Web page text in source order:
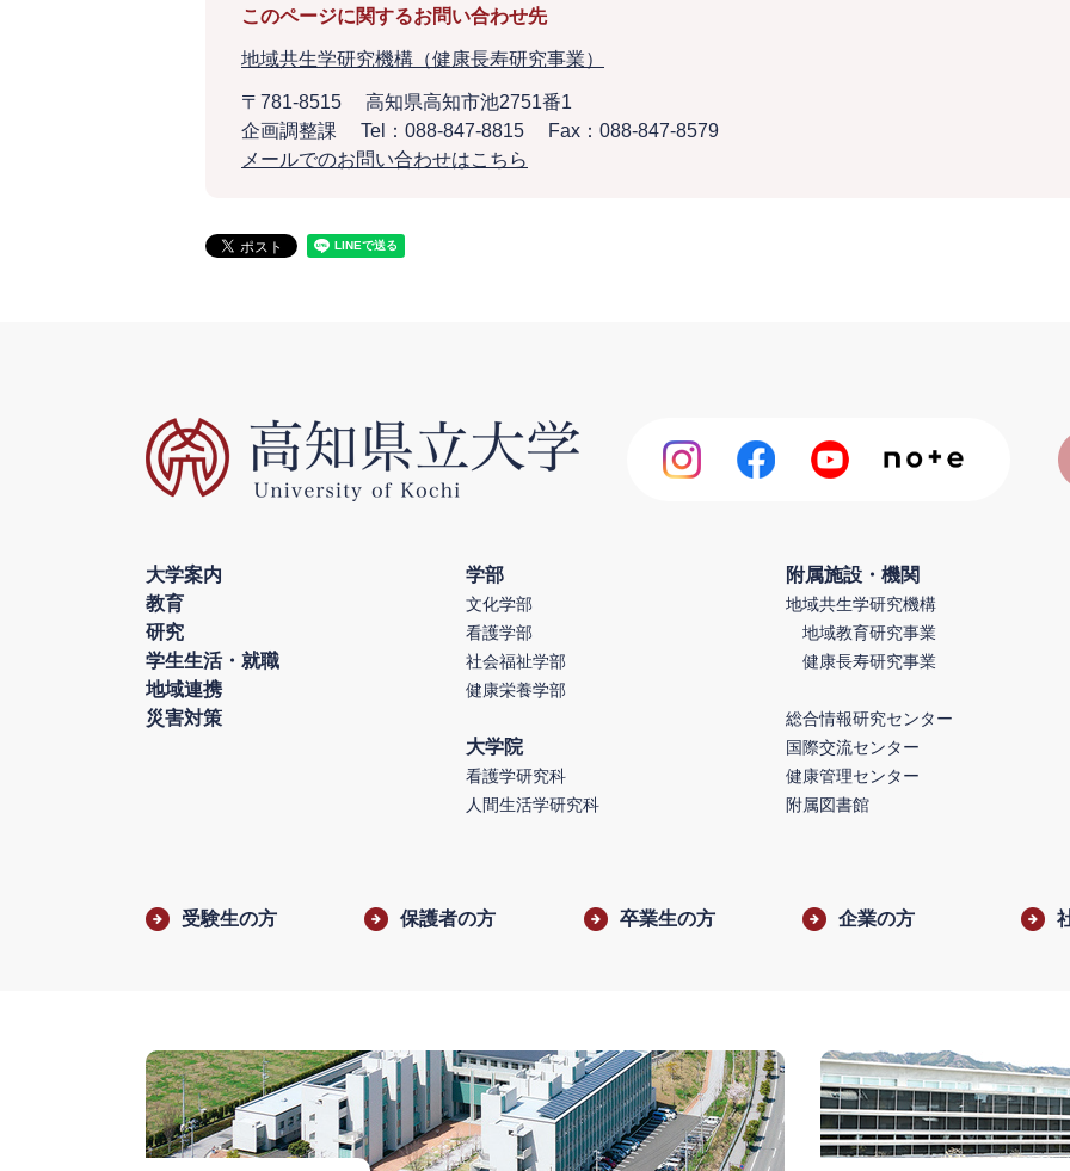
このページに関するお問い合わせ先
地域共生学研究機構（健康長寿研究事業）
〒781-8515
高知県高知市池2751番1
企画調整課
Tel：088-847-8815
Fax：088-847-8579
メールでのお問い合わせはこちら
大学案内
教育
研究
学生生活・就職
地域連携
災害対策
学部
文化学部
看護学部
社会福祉学部
健康栄養学部
大学院
看護学研究科
人間生活学研究科
附属施設・機関
地域共生学研究機構
地域教育研究事業
健康長寿研究事業
総合情報研究センター
国際交流センター
健康管理センター
附属図書館
受験生の方 保護者の方 卒業生の方 企業の方